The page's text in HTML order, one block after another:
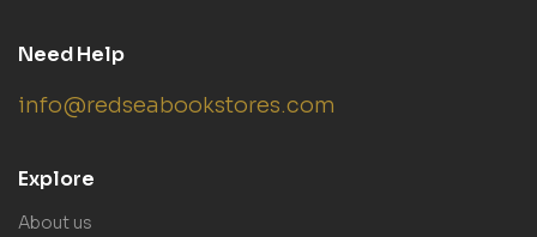
Need Help
info@redseabookstores.com
Explore
About us